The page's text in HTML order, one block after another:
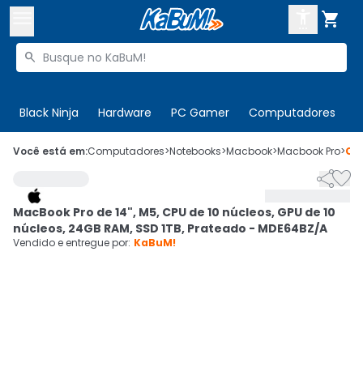

Buscar produtos

Black Ninja Hardware PC Gamer Computadores
 Olá. Acesse sua conta

 Cupons
CADASTRE-SE
Você está em:Computadores>Notebooks>Macbook>Macbook Pro>

MacBook Pro de 14", M5, CPU de 10 núcleos, GPU de 10
núcleos, 24GB RAM, SSD 1TB, Prateado - MDE64BZ/A
Vendido e entregue por: KaBuM!